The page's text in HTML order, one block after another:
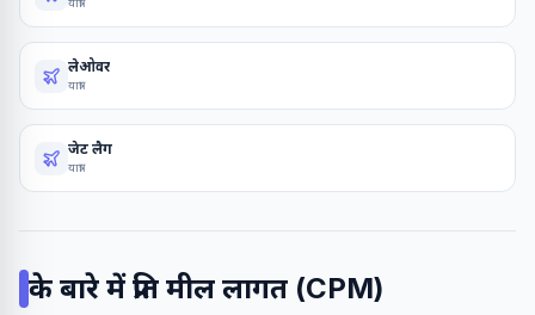
लेओवर
यात्रा
जेट लैग
यात्रा
के बारे में प्रति मील लागत (CPM)